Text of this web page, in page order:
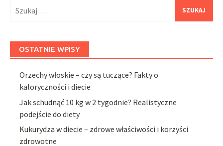
OSTATNIE WPISY
Orzechy włoskie – czy są tuczące? Fakty o
kaloryczności i diecie
Jak schudnąć 10 kg w 2 tygodnie? Realistyczne
podejście do diety
Kukurydza w diecie – zdrowe właściwości i korzyści
zdrowotne